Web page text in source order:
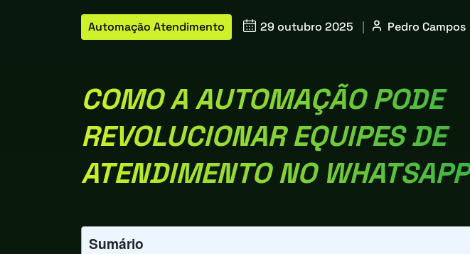
Automação Atendimento 29 outubro 2025 | Pedro Campos
COMO A AUTOMAÇÃO PODE
REVOLUCIONAR EQUIPES DE
ATENDIMENTO NO WHATSAPP
Sumário